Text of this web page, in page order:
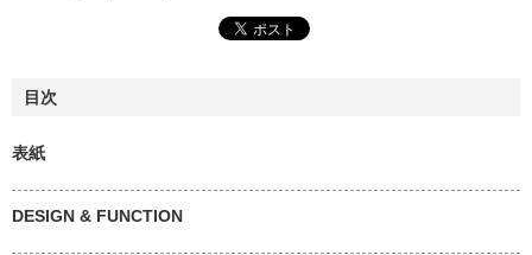
目次
表紙
DESIGN & FUNCTION